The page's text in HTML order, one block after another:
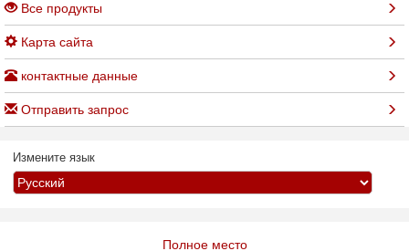
Все продукты
Карта сайта
контактные данные
Отправить запрос
Измените язык
Полное место